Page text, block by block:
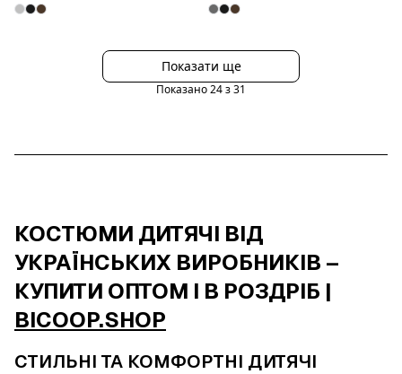
Показати ще
Показано24з31
КОСТЮМИ ДИТЯЧІ ВІД
УКРАЇНСЬКИХ ВИРОБНИКІВ –
КУПИТИ ОПТОМ І В РОЗДРІБ |
BICOOP.SHOP
СТИЛЬНІ ТА КОМФОРТНІ ДИТЯЧІ